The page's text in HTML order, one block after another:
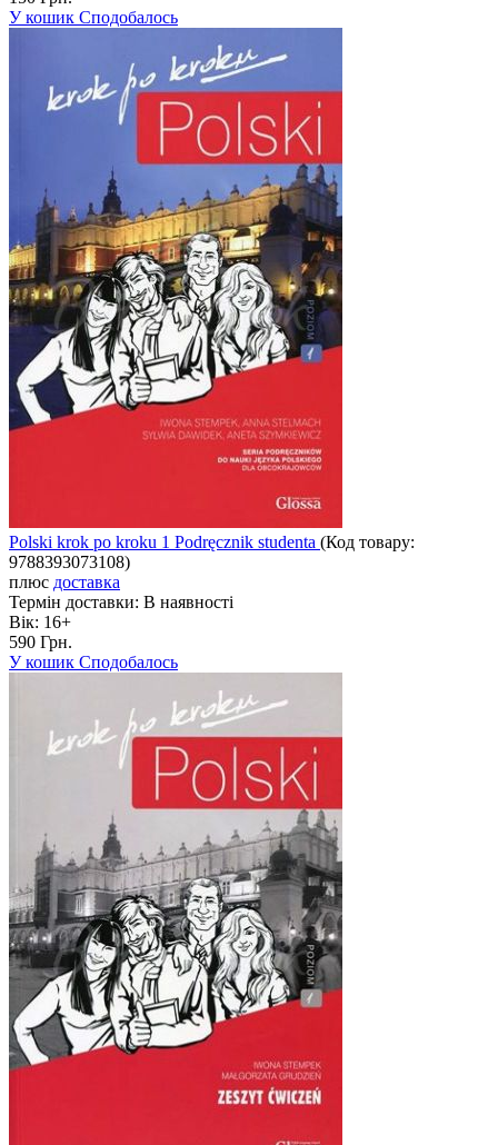
У кошик Сподобалось
Polski krok po kroku 1 Podręcznik studenta (Код товару:
9788393073108)
плюс доставка
Термін доставки: В наявності
Вік: 16+
590 Грн.
У кошик Сподобалось